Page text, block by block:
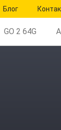
Блог
GO 2 64G